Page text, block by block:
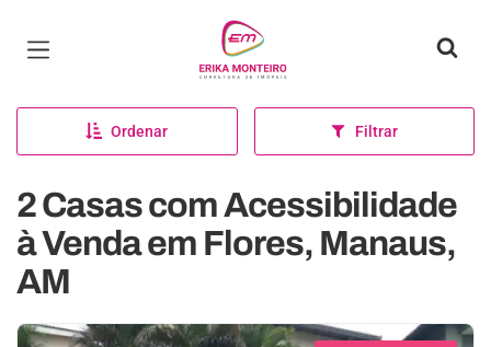
Página inicial
Ordenar Filtrar
2 Casas com Acessibilidade
à Venda em Flores, Manaus,
AM